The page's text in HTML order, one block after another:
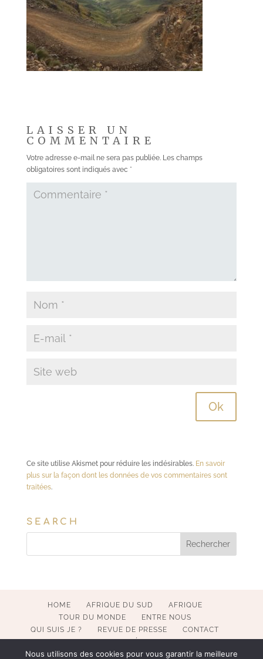
LAISSER UN
COMMENTAIRE
Votre adresse e-mail ne sera pas publiée. Les champs
obligatoires sont indiqués avec *
Ce site utilise Akismet pour réduire les indésirables. En savoir
plus sur la façon dont les données de vos commentaires sont
traitées.
SEARCH
HOME AFRIQUE DU SUD
AFRIQUE
TOUR DU MONDE
ENTRE NOUS
QUI SUIS JE ?
REVUE DE PRESSE
CONTACT
Nous utilisons des cookies pour vous garantir la meilleure